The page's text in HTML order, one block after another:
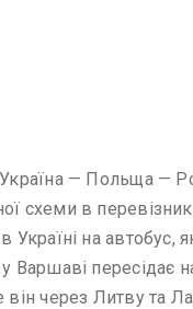
— Польща —
схеми в
Україні на автобус,
Варшаві пересідає
через Литву та